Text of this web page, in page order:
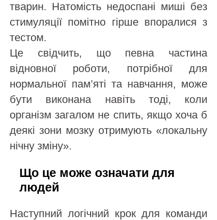
тварин. Натомість недоспані миші без
стимуляції помітно гірше впоралися з
тестом.
Це свідчить, що певна частина
відновної роботи, потрібної для
нормальної пам’яті та навчання, може
бути виконана навіть тоді, коли
організм загалом не спить, якщо хоча б
деякі зони мозку отримують «локальну
нічну зміну».
Що це може означати для
людей
Наступний логічний крок для команди